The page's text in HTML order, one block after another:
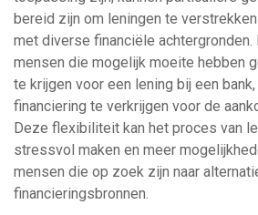
bereid zijn om leningen te
met diverse financiële achtergronden.
mensen die mogelijk moeite hebben
te krijgen voor een lening bij een
financiering te verkrijgen voor de
Deze flexibiliteit kan het proces van
stressvol maken en meer
mensen die op zoek zijn naar
financieringsbronnen.